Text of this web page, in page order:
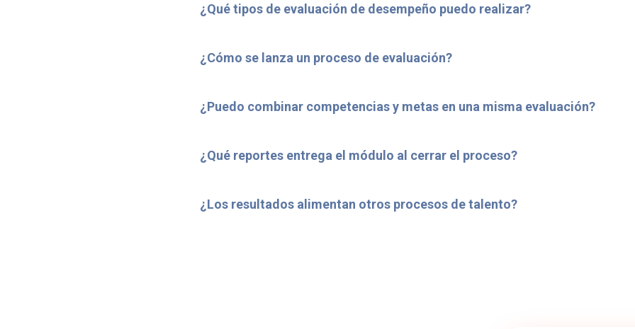
¿Qué tipos de evaluación de desempeño puedo realizar?
¿Cómo se lanza un proceso de evaluación?
¿Puedo combinar competencias y metas en una misma evaluación?
¿Qué reportes entrega el módulo al cerrar el proceso?
¿Los resultados alimentan otros procesos de talento?